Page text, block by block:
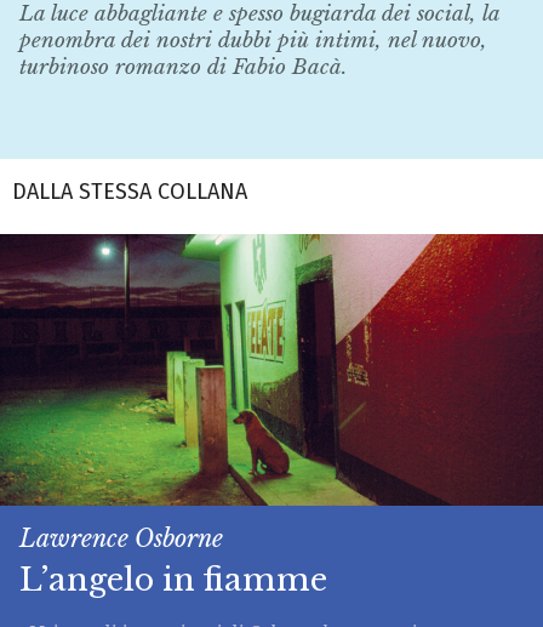
La luce abbagliante e spesso bugiarda dei social, la
penombra dei nostri dubbi più intimi, nel nuovo,
turbinoso romanzo di Fabio Bacà.
DALLA STESSA COLLANA
Lawrence Osborne
L’angelo in fiamme